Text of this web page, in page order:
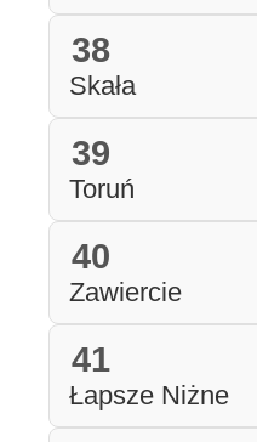
38
Skała
39
Toruń
40
Zawiercie
41
Łapsze Niżne